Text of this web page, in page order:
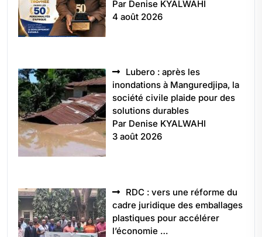
Par Denise KYALWAHI
4 août 2026
Lubero : après les
inondations à Manguredjipa, la
société civile plaide pour des
solutions durables
Par Denise KYALWAHI
3 août 2026
RDC : vers une réforme du
cadre juridique des emballages
plastiques pour accélérer
l’économie …